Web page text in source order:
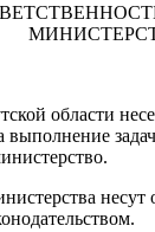
области
выполнение
несут